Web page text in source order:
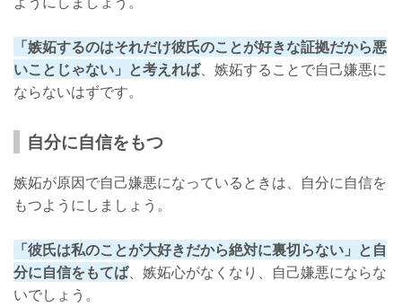
「嫉妬するのはそれだけ彼氏のことが好きな証拠だから悪
いことじゃない」と考えれば、嫉妬することで自己嫌悪に
ならないはずです。
自分に自信をもつ
嫉妬が原因で自己嫌悪になっているときは、自分に自信を
もつようにしましょう。
「彼氏は私のことが大好きだから絶対に裏切らない」と自
分に自信をもてば、嫉妬心がなくなり、自己嫌悪にならな
いでしょう。